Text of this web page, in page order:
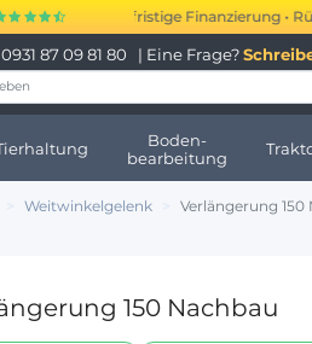
€ kurzfristige Finanzierung •
87 09 81 80 | Eine Frage?
Boden-
bearbeitung
Weitwinkelgelenk Verlängerung 150
150 Nachbau